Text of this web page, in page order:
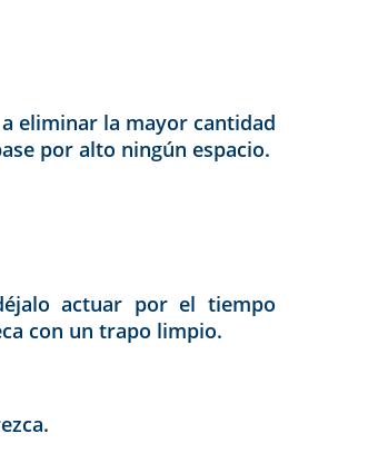
eliminar la mayor cantidad
por alto ningún espacio.
actuar por el tiempo
con un trapo limpio.